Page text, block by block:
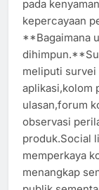
pada
kepercayaan
**Bagaimana
meliputi survei
aplikasi,kolom
ulasan,forum
observasi
produk.Social
memperkaya
menangkap